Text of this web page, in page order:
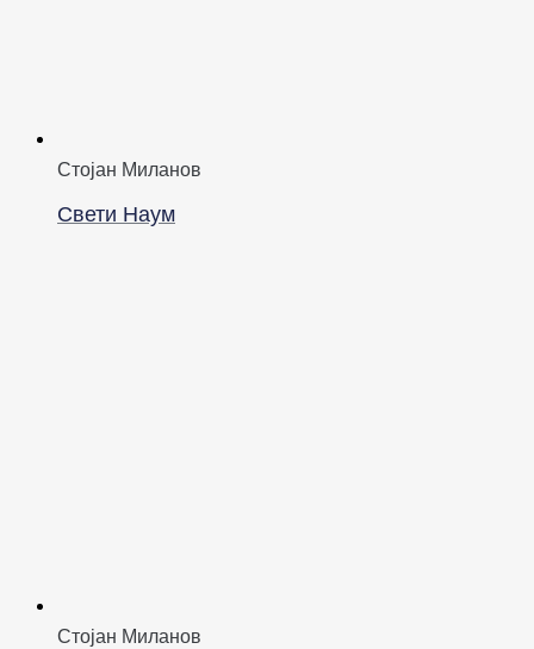
Стојан Миланов
Свети Наум
Стојан Миланов